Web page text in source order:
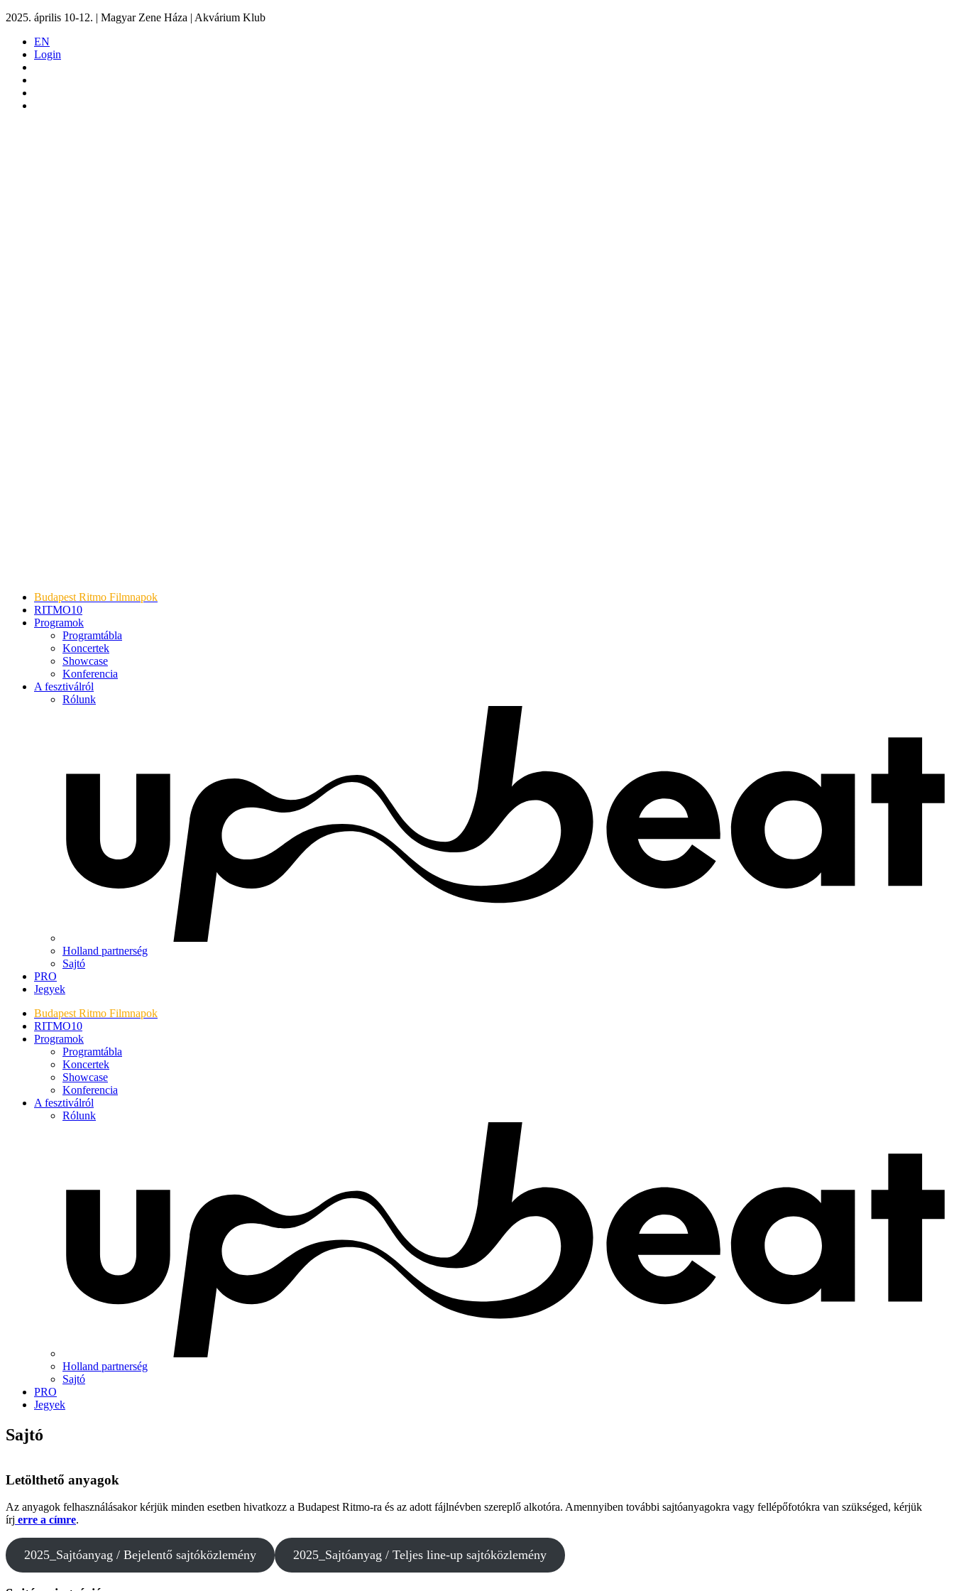
2025. április 10-12. | Magyar Zene Háza | Akvárium Klub
EN
Login
Budapest Ritmo Filmnapok
RITMO10
Programok
Programtábla
Koncertek
Showcase
Konferencia
A fesztiválról
Rólunk
Holland partnerség
Sajtó
PRO
Jegyek
Budapest Ritmo Filmnapok
RITMO10
Programok
Programtábla
Koncertek
Showcase
Konferencia
A fesztiválról
Rólunk
Holland partnerség
Sajtó
PRO
Jegyek
Sajtó
Letölthető anyagok
Az anyagok felhasználásakor kérjük minden esetben hivatkozz a Budapest Ritmo-ra és az adott fájlnévben szereplő alkotóra. Amennyiben további sajtóanyagokra vagy fellépőfotókra van szükséged, kérjük
írj erre a címre.
2025_Sajtóanyag / Bejelentő sajtóközlemény 2025_Sajtóanyag / Teljes line-up sajtóközlemény